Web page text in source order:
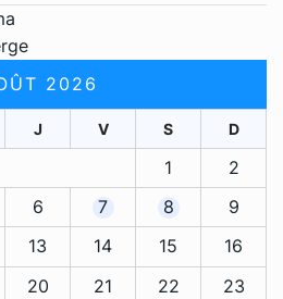
2026
J V S D
1
2
6 7 8
9
13 14 15
16
20 21 22
23